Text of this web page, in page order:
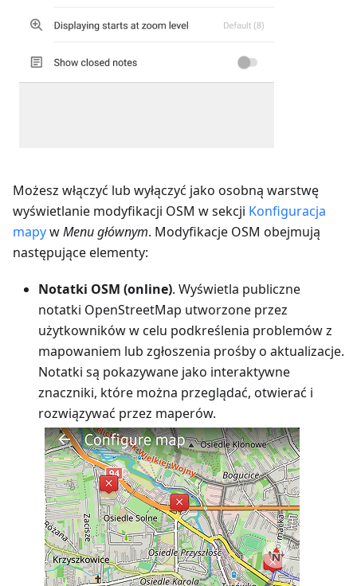
Możesz włączyć lub wyłączyć jako osobną warstwę
wyświetlanie modyfikacji OSM w sekcji Konfiguracja
mapywMenu głównym. Modyfikacje OSM obejmują
następujące elementy:
Notatki OSM (online). Wyświetla publiczne
notatki OpenStreetMap utworzone przez
użytkowników w celu podkreślenia problemów z
mapowaniem lub zgłoszenia prośby o aktualizacje.
Notatki są pokazywane jako interaktywne
znaczniki, które można przeglądać, otwierać i
rozwiązywać przez maperów.